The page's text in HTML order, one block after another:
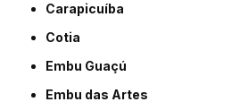
Carapicuíba
Cotia
Embu Guaçú
Embu das Artes